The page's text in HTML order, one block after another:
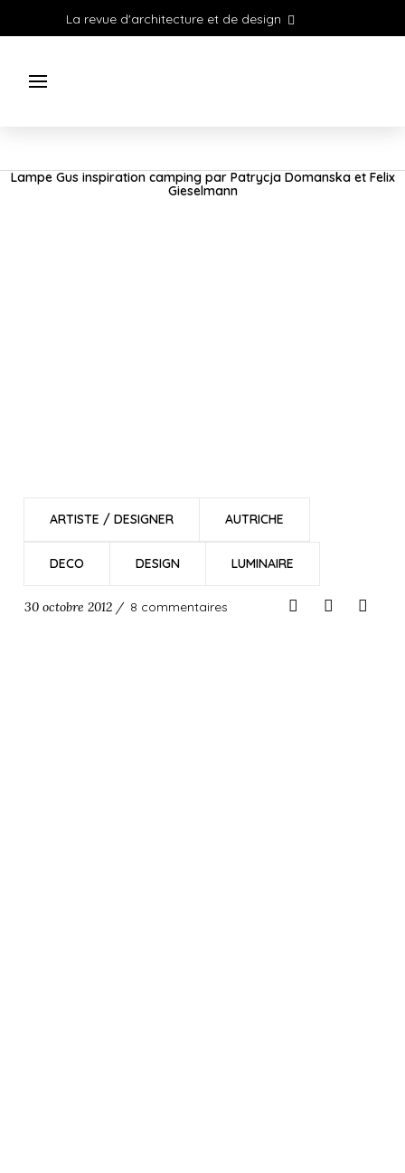
La revue d'architecture et de design
Lampe Gus inspiration camping par Patrycja Domanska et Felix
Gieselmann
ARTISTE / DESIGNER AUTRICHE
DECO DESIGN LUMINAIRE
30 octobre 2012 / 8 commentaires